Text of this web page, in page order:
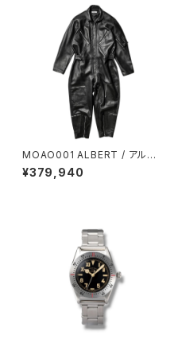
MOAO001 ALBERT / アルバ
ート
¥379,940